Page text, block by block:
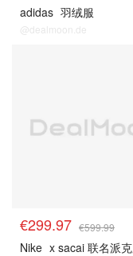
adidas 羽绒服
@dealmoon.de
€299.97 €599.99
Nike x sacai 联名派